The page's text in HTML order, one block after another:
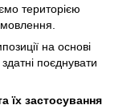
територією
на основі
поєднувати
їх застосування